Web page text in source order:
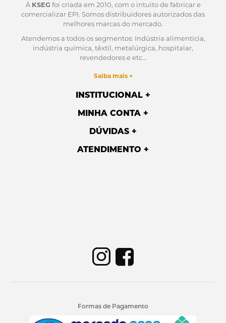
À KSEG foi criada em 2010, com o intuito de fabricar e
comercializar EPI. Somos distribuidores autorizados das
melhores marcas do mercado.
Atendemos a todos os segmentos: Indústria alimentícia,
indústria química, têxtil, metalúrgica, hospitalar,
revendedores e etc...
Saiba mais +
INSTITUCIONAL
MINHA CONTA
DÚVIDAS
ATENDIMENTO
Formas de Pagamento